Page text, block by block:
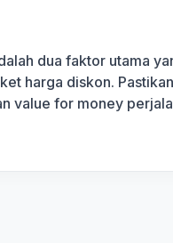
dua faktor utama
harga diskon.
value for money